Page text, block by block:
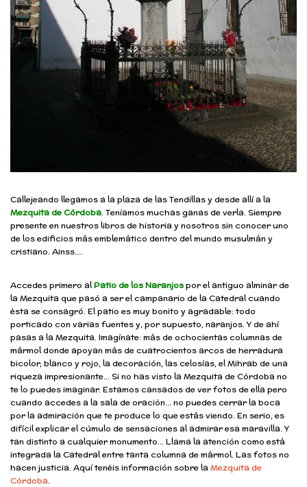
Callejeando llegamos a la plaza de las Tendillas y desde allí a la
Mezquita de Córdoba. Teníamos muchas ganas de verla. Siempre
presente en nuestros libros de historia y nosotros sin conocer uno
de los edificios más emblemático dentro del mundo musulmán y
cristiano. Ainss….
Accedes primero alPatio de los Naranjospor el antiguo alminar de
la Mezquita que pasó a ser el campanario de la Catedral cuando
ésta se consagró. El patio es muy bonito y agradable: todo
porticado con varias fuentes y, por supuesto, naranjos. Y de ahí
pasas a la Mezquita. Imagínate: más de ochocientas columnas de
mármol donde apoyan más de cuatrocientos arcos de herradura
bicolor, blanco y rojo, la decoración, las celosías, el Mihrab de una
riqueza impresionante… Si no has visto la Mezquita de Córdoba no
te lo puedes imaginar. Estamos cansados de ver fotos de ella pero
cuando accedes a la sala de oración… no puedes cerrar la boca
por la admiración que te produce lo que estás viendo. En serio, es
difícil explicar el cúmulo de sensaciones al admirar esa maravilla. Y
tan distinto a cualquier monumento… Llama la atención como está
integrada la Catedral entre tanta columna de mármol. Las fotos no
hacen justicia. Aquí tenéis información sobre la Mezquita de
Córdoba.